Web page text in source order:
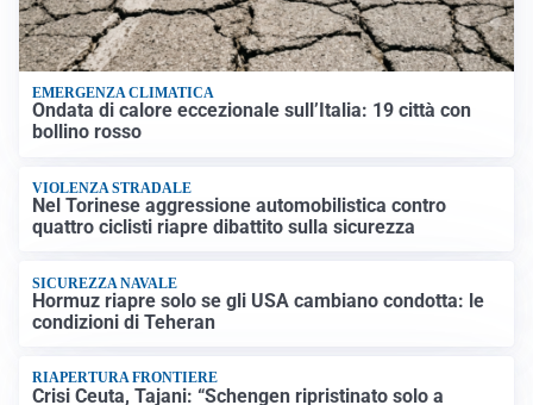
EMERGENZA CLIMATICA
Ondata di calore eccezionale sull’Italia: 19 città con
bollino rosso
VIOLENZA STRADALE
Nel Torinese aggressione automobilistica contro
quattro ciclisti riapre dibattito sulla sicurezza
SICUREZZA NAVALE
Hormuz riapre solo se gli USA cambiano condotta: le
condizioni di Teheran
RIAPERTURA FRONTIERE
Crisi Ceuta, Tajani: “Schengen ripristinato solo a